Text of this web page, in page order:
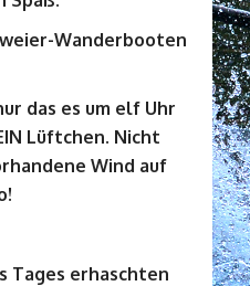
Wanderbooten
das es um elf Uhr
Lüftchen. Nicht
Wind auf
Tages erhaschten